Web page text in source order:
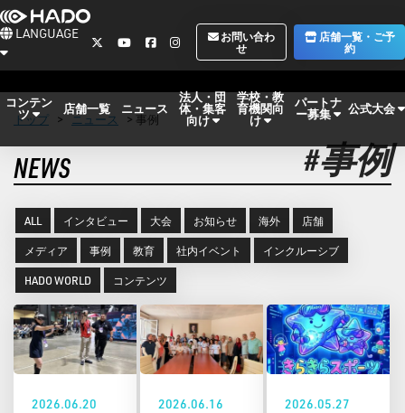
LANGUAGE
お問い合わ
せ
店舗一覧・ご予
約
コンテン
ツ 店舗一覧 ニュース
法人・団
体・集客
向け
学校・教
育機関向
け
パートナ
ー募集 公式大会
トップ > ニュース > 事例
NEWS #事例
ALL インタビュー 大会 お知らせ 海外 店舗
メディア 事例 教育 社内イベント インクルーシブ
HADO WORLD コンテンツ
2026.06.20 2026.06.16 2026.05.27